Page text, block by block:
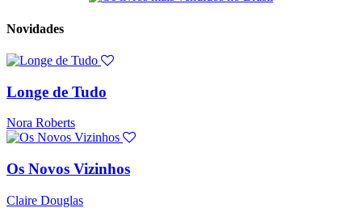
Novidades
Longe de Tudo
Nora Roberts
Os Novos Vizinhos
Claire Douglas